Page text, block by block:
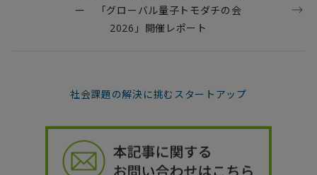
ー 「グローバル量子トモダチの会
2026」開催レポート
社会課題の解決に挑むスタートアップ